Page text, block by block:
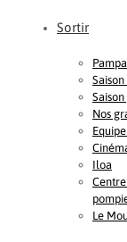
Sortir
Nos
Iloa
Le